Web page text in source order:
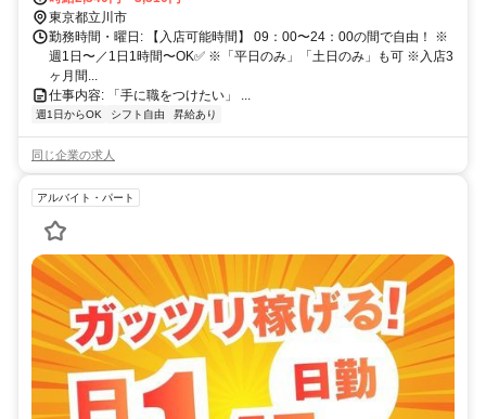
東京都立川市
勤務時間・曜日: 【入店可能時間】 09：00〜24：00の間で自由！ ※
週1日〜／1日1時間〜OK✅ ※「平日のみ」「土日のみ」も可 ※入店3
ヶ月間...
仕事内容: 「手に職をつけたい」 ...
週1日からOK シフト自由 昇給あり
同じ企業の求人
アルバイト・パート